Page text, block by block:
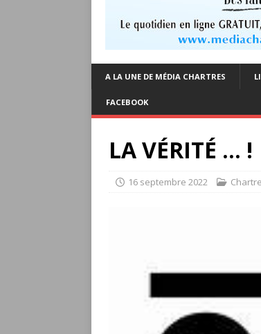
A LA UNE DE MÉDIA CHARTRES
FACEBOOK
LA VÉRITÉ … !
16 septembre 2022